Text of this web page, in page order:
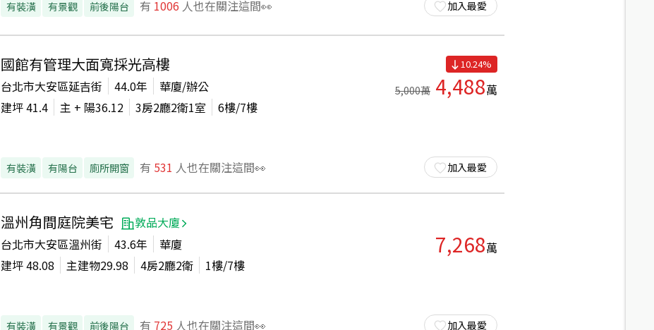
有裝潢 有景觀 前後陽台 有 1006 人也在關注這間👀 加入最愛
國館有管理大面寬採光高樓
台北市大安區延吉街 44.0年
華廈/辦公
建坪41.4 主 + 陽36.12 3房2廳2衛1室 6樓/7樓
有裝潢 有陽台 廁所開窗 有 531 人也在關注這間👀
10.24%
5,000萬 4,488萬
加入最愛
溫州角間庭院美宅
敦品大廈
台北市大安區溫州街
43.6年
華廈
建坪48.08 主建物29.98 4房2廳2衛 1樓/7樓
有裝潢 有景觀 前後陽台 有 725 人也在關注這間👀
7,268萬
加入最愛